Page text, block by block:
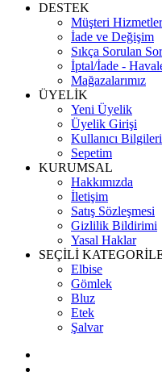
DESTEK
Müşteri
İade ve Değişim
Sıkça Sorulan
İptal/İade -
Mağazalarımız
ÜYELİK
Yeni Üyelik
Üyelik Girişi
Kullanıcı
Sepetim
KURUMSAL
Hakkımızda
İletişim
Satış Sözleşmesi
Gizlilik Bildirimi
Yasal Haklar
SEÇİLİ
Elbise
Gömlek
Bluz
Etek
Şalvar